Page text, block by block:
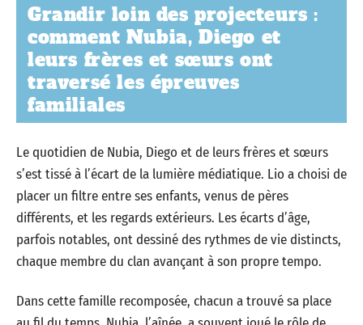
Grandir loin des projecteurs :
comment Nubia, Diego et
leurs frères et sœurs ont
traversé les épreuves
familiales
Le quotidien de Nubia, Diego et de leurs frères et sœurs
s’est tissé à l’écart de la lumière médiatique. Lio a choisi de
placer un filtre entre ses enfants, venus de pères
différents, et les regards extérieurs. Les écarts d’âge,
parfois notables, ont dessiné des rythmes de vie distincts,
chaque membre du clan avançant à son propre tempo.
Dans cette famille recomposée, chacun a trouvé sa place